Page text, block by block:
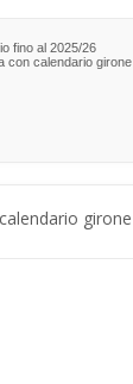
fino al 2025/26
con calendario girone
girone